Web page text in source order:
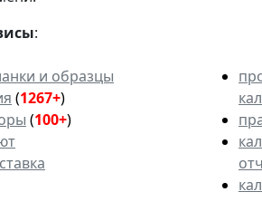
:
и образцы
(1267+)
(100+)